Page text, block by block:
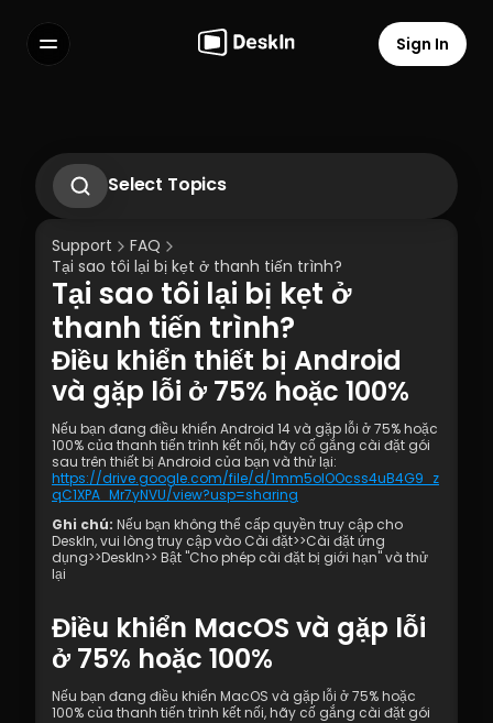
Terms of Service
Privacy Policy
Sign In
Select Topics
Tài khoản Cá nhân DeskIn?
Cách thiết lập truy cập từ xa không cần
giám sát trên DeskIn
Phải làm gì nếu không nhận được Email
xác minh khi đăng nhập vào các thiết bị
mới?
Support
FAQ
Tại sao tôi lại bị kẹt ở thanh tiến trình?
Tại sao tôi lại bị kẹt ở
thanh tiến trình?
Điều khiển thiết bị Android
và gặp lỗi ở 75% hoặc 100%
Nếu bạn đang điều khiển Android 14 và gặp lỗi ở 75% hoặc
100% của thanh tiến trình kết nối, hãy cố gắng cài đặt gói
https://drive.google.com/file/d/1mm5oIOOcss4uB4G9_z
qC1XPA_Mr7yNVU/view?usp=sharing
Ghi chú: Nếu bạn không thể cấp quyền truy cập cho
DeskIn, vui lòng truy cập vào Cài đặt>>Cài đặt ứng
dụng>>DeskIn>> Bật "Cho phép cài đặt bị giới hạn" và thử
lại
Điều khiển MacOS và gặp lỗi
ở 75% hoặc 100%
Nếu bạn đang điều khiển MacOS và gặp lỗi ở 75% hoặc
100% của thanh tiến trình kết nối, hãy cố gắng cài đặt gói